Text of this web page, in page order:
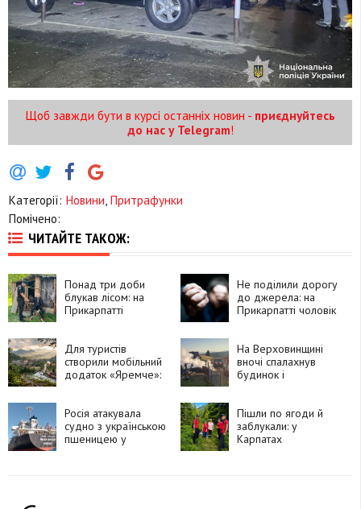
Щоб завжди бути в курсі останніх новин - приєднуйтесь
до нас у Telegram!
Категорії: Новини, Притрафунки
Помічено:
ЧИТАЙТЕ ТАКОЖ:
Понад три доби
блукав лісом: на
Прикарпатті
дорогою по воду
Не поділили дорогу
до джерела: на
Прикарпатті чоловік
Для туристів
створили мобільний
додаток «Яремче»:
На Верховинщині
вночі спалахнув
будинок і
травмувалася жінка
Росія атакувала
судно з українською
пшеницею у
Пішли по ягоди й
заблукали: у
Карпатах